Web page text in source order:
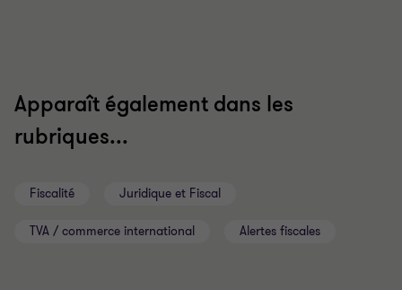
Apparaît également dans les
rubriques...
Fiscalité Juridique et Fiscal
TVA / commerce international Alertes fiscales